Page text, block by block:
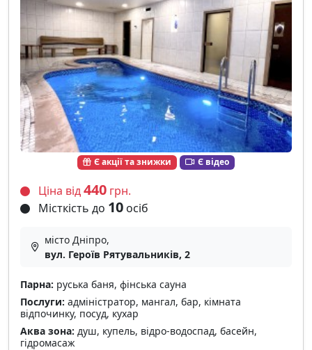
Є акції та знижки Є відео
Ціна від440 грн.
Місткість до 10 осіб
місто Дніпро,
вул. Героїв Рятувальників, 2
Парна: руська баня, фінська сауна
Послуги: адміністратор, мангал, бар, кімната
відпочинку, посуд, кухар
Аква зона: душ, купель, відро-водоспад, басейн,
гідромасаж